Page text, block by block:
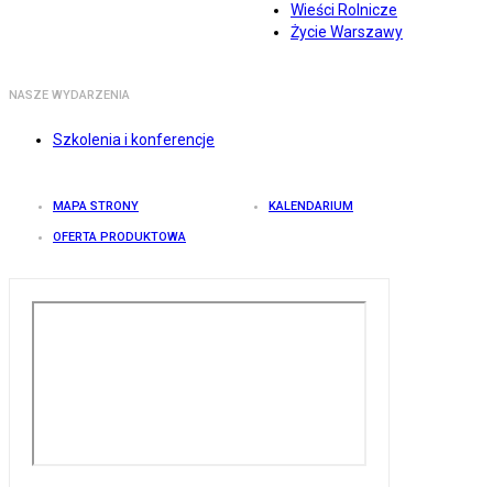
Wieści Rolnicze
Życie Warszawy
NASZE WYDARZENIA
Szkolenia i konferencje
MAPA STRONY KALENDARIUM
OFERTA PRODUKTOWA